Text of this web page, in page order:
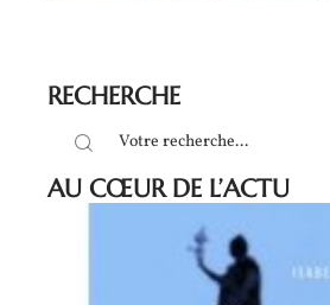
RECHERCHE
AU CŒUR DE L’ACTU